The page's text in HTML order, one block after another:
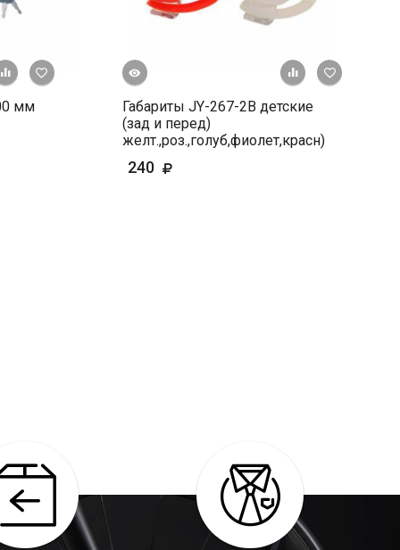
+ К сравнению
В избранное
мм
+ К
просмотр
Габариты JY-267-2В детские
(зад и перед)
желт.,роз.,голуб,фиолет,красн)
240